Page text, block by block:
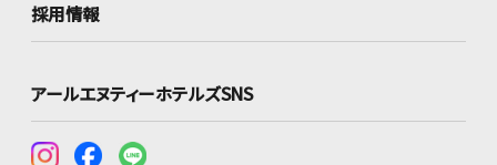
採用情報
アールエヌティーホテルズSNS